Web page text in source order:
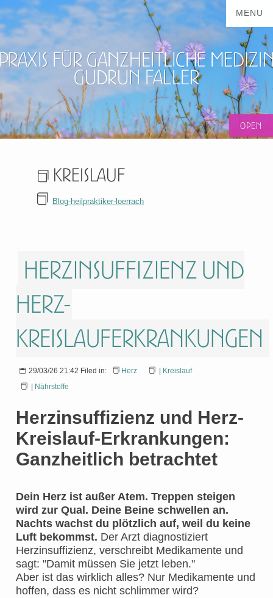
für ganzheitliche
Gudrun Faller
Kreislauf
Blog-heilpraktiker-loerrach
Herzinsuffizienz und
Herz-
Kreislauferkrankungen
29/03/26 21:42 Filed in: Herz
Kreislauf
Nährstoffe
Herzinsuffizienz und Herz-
Kreislauf-Erkrankungen:
Ganzheitlich betrachtet
Dein Herz ist außer Atem. Treppen steigen
wird zur Qual. Deine Beine schwellen an.
Nachts wachst du plötzlich auf, weil du keine
Luft bekommst. Der Arzt diagnostiziert
Herzinsuffizienz, verschreibt Medikamente und
sagt: "Damit müssen Sie jetzt leben."
Aber ist das wirklich alles? Nur Medikamente und
hoffen, dass es nicht schlimmer wird?